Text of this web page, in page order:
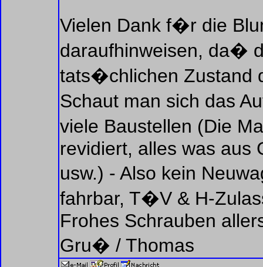
Vielen Dank f�r die
daraufhinweisen, da�
tats�chlichen Zustand
Schaut man sich das
viele Baustellen (Die
revidiert, alles was aus
usw.) - Also kein
fahrbar, T�V & H-
Frohes Schrauben
Gru� / Thomas